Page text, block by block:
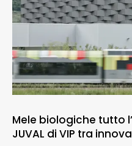
Mele biologiche tutto
JUVAL di VIP tra